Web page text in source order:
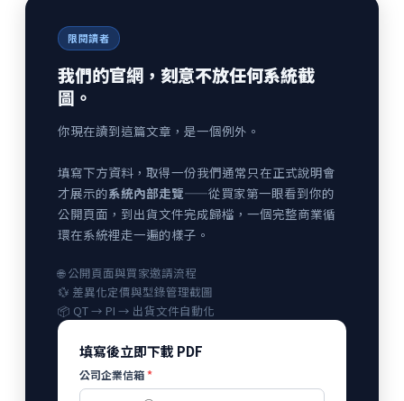
限閱讀者
我們的官網，刻意不放任何系統截
圖。
你現在讀到這篇文章，是一個例外。
填寫下方資料，取得一份我們通常只在正式說明會
才展示的系統內部走覽——從買家第一眼看到你的
公開頁面，到出貨文件完成歸檔，一個完整商業循
環在系統裡走一遍的樣子。
🌐 公開頁面與買家邀請流程
💱 差異化定價與型錄管理截圖
📦 QT → PI → 出貨文件自動化
填寫後立即下載 PDF
公司企業信箱*